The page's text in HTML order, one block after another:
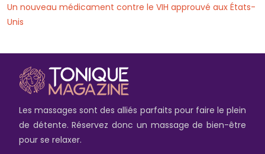
Un nouveau médicament contre le VIH approuvé aux États-
Unis
Les massages sont des alliés parfaits pour faire le plein
de détente. Réservez donc un massage de bien-être
pour se relaxer.